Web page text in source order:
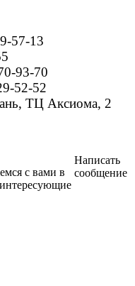
57-13
93-70
52-52
ТЦ Аксиома, 2
с вами в
Написать
сообщение